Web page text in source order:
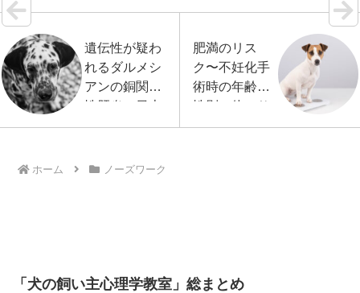
遺伝性が疑わ
れるダルメシ
アンの銅関連
性肝炎、日本
での発症報告
肥満のリス
ク〜不妊化手
術時の年齢、
性別、体のサ
イズとの関係
ホーム ノーズワーク
「犬の飼い主心理学教室」総まとめ